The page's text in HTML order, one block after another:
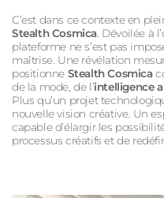
C’est dans ce contexte en
Stealth Cosmica . Dévoilée à
plateforme ne s’est pas
maîtrise. Une révélation
positionne Stealth Cosmica
de la mode, de l’intelligence
Plus qu’un projet
nouvelle vision créative. Un
capable d’élargir les
processus créatifs et de